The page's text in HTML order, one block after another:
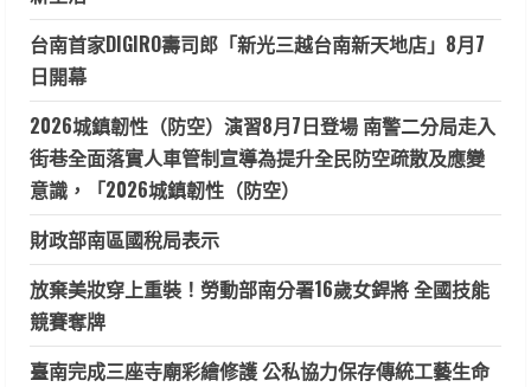
台南首家DIGIRO壽司郎「新光三越台南新天地店」8月7
日開幕
2026城鎮韌性（防空）演習8月7日登場 南警二分局走入
街巷全面落實人車管制宣導為提升全民防空疏散及應變
意識，「2026城鎮韌性（防空）
財政部南區國稅局表示
放棄美妝穿上重裝！勞動部南分署16歲女銲將 全國技能
競賽奪牌
臺南完成三座寺廟彩繪修護 公私協力保存傳統工藝生命